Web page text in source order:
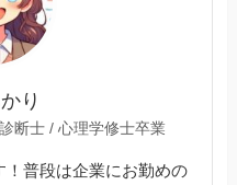
り
断士 / 心理学修士卒業
！普段は企業にお勤めの